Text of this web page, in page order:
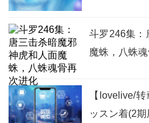
斗罗246集：
魔蛛，八蛛
【lovelive/
ッスン着(2期